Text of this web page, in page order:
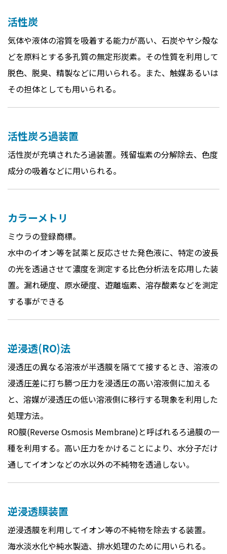
活性炭
気体や液体の溶質を吸着する能力が高い、石炭やヤシ殻な
どを原料とする多孔質の無定形炭素。その性質を利用して
脱色、脱臭、精製などに用いられる。また、触媒あるいは
その担体としても用いられる。
活性炭ろ過装置
活性炭が充填されたろ過装置。残留塩素の分解除去、色度
成分の吸着などに用いられる。
カラーメトリ
ミウラの登録商標。
水中のイオン等を試薬と反応させた発色液に、特定の波長
の光を透過させて濃度を測定する比色分析法を応用した装
置。漏れ硬度、原水硬度、遊離塩素、溶存酸素などを測定
する事ができる
逆浸透(RO)法
浸透圧の異なる溶液が半透膜を隔てて接するとき、溶液の
浸透圧差に打ち勝つ圧力を浸透圧の高い溶液側に加える
と、溶媒が浸透圧の低い溶液側に移行する現象を利用した
処理方法。
RO膜(Reverse Osmosis Membrane)と呼ばれるろ過膜の一
種を利用する。高い圧力をかけることにより、水分子だけ
通してイオンなどの水以外の不純物を透過しない。
逆浸透膜装置
逆浸透膜を利用してイオン等の不純物を除去する装置。
海水淡水化や純水製造、排水処理のために用いられる。